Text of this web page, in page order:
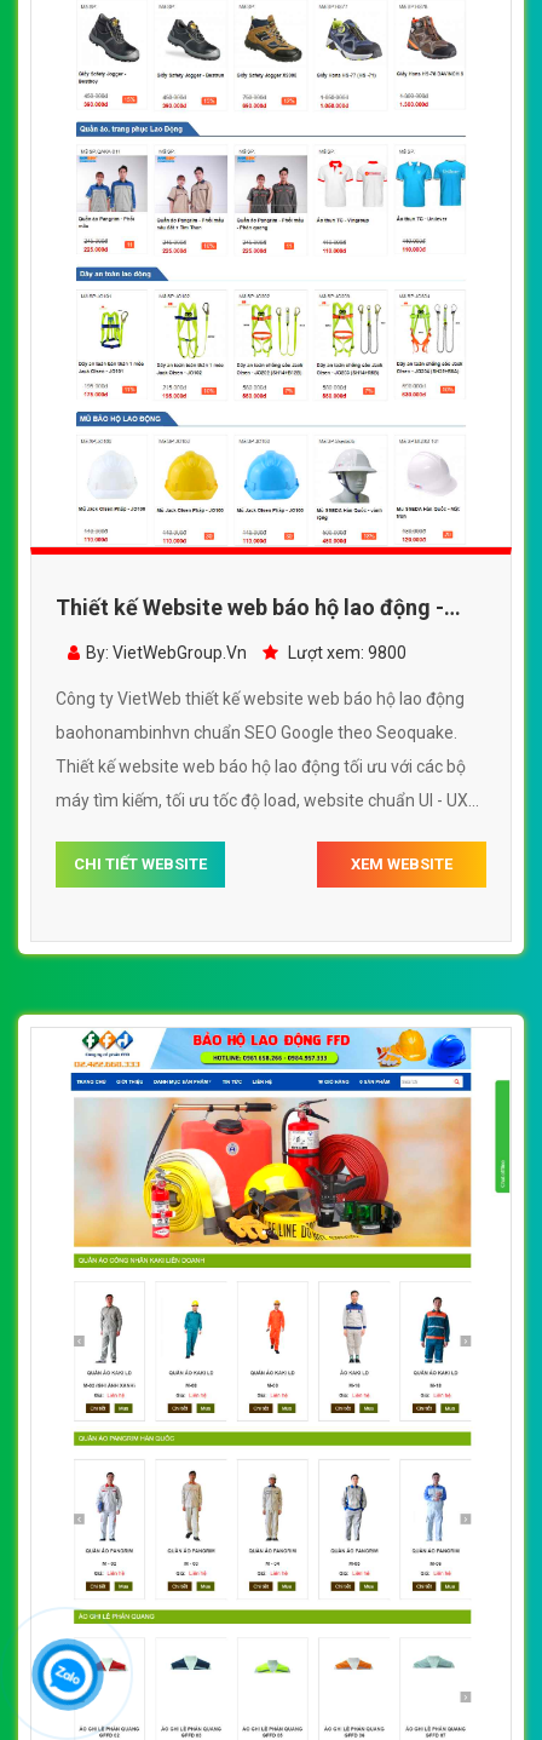
Thiết kế Website web báo hộ lao động -
baohonambinhvn
By: VietWebGroup.Vn Lượt xem: 9800
Công ty VietWeb thiết kế website web báo hộ lao động
baohonambinhvn chuẩn SEO Google theo Seoquake.
Thiết kế website web báo hộ lao động tối ưu với các bộ
máy tìm kiếm, tối ưu tốc độ load, website chuẩn UI - UX
hộ lao động baohonambinhvn
CHI TIẾT WEBSITE XEM WEBSITE